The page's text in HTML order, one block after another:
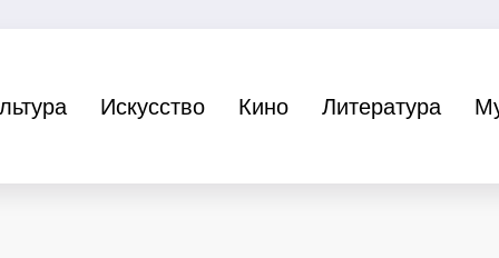
Искусство Кино Литература